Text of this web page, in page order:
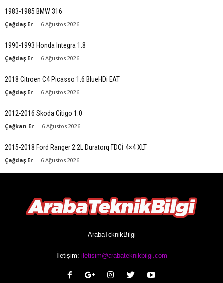
1983-1985 BMW 316
Çağdaş Er - 6 Ağustos 2026
1990-1993 Honda Integra 1.8
Çağdaş Er - 6 Ağustos 2026
2018 Citroen C4 Picasso 1.6 BlueHDi EAT
Çağdaş Er - 6 Ağustos 2026
2012-2016 Skoda Citigo 1.0
Çağkan Er - 6 Ağustos 2026
2015-2018 Ford Ranger 2.2L Duratorq TDCİ 4×4 XLT
Çağdaş Er - 6 Ağustos 2026
ArabaTeknikBilgi
İletişim: iletisim@arabateknikbilgi.com